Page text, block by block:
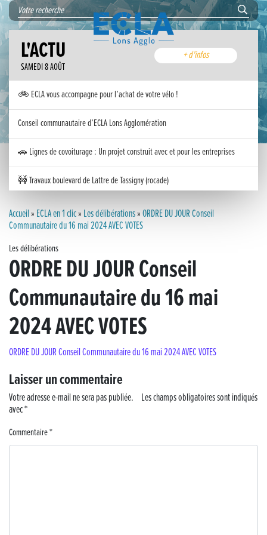
L'ACTU
SAMEDI 8 AOÛT
+ d'infos
🚲 ECLA vous accompagne pour l’achat de votre vélo !
Conseil communautaire d’ECLA Lons Agglomération
🚗 Lignes de covoiturage : Un projet construit avec et pour les entreprises
🚧 Travaux boulevard de Lattre de Tassigny (rocade)
Inauguration nouvelle station d’épuration (STEP) de Trenal
Meilleurs voeux 2026
« France, une histoire d’amour », l’avant-première au Cinéma 4C !
Les Saisons Baroques du Jura 2025
Journée nationale de la Résistance
Dernier coup de pédale pour la Cyclosportive
Cyclosportive de La Vache qui rit : édition 2025
Musique dans la rue !
Accueil» ECLA en 1 clic» Les délibérations»ORDRE DU JOUR Conseil
Communautaire du 16 mai 2024 AVEC VOTES
Les délibérations
ORDRE DU JOUR Conseil
Communautaire du 16 mai
2024 AVEC VOTES
ORDRE DU JOUR Conseil Communautaire du 16 mai 2024 AVEC VOTES
Laisser un commentaire
Votre adresse e-mail ne sera pas publiée.
Les champs obligatoires sont indiqués
avec*
Commentaire*